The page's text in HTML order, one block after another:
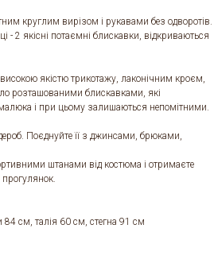
круглим вирізом і рукавами без одворотів.
- 2 якісні потаємні блискавки, відкриваються
якістю трикотажу, лаконічним кроєм,
розташованими блискавками, які
і при цьому залишаються непомітними.
Поєднуйте її з джинсами, брюками,
штанами від костюма і отримаєте
см, талія 60 см, стегна 91 см